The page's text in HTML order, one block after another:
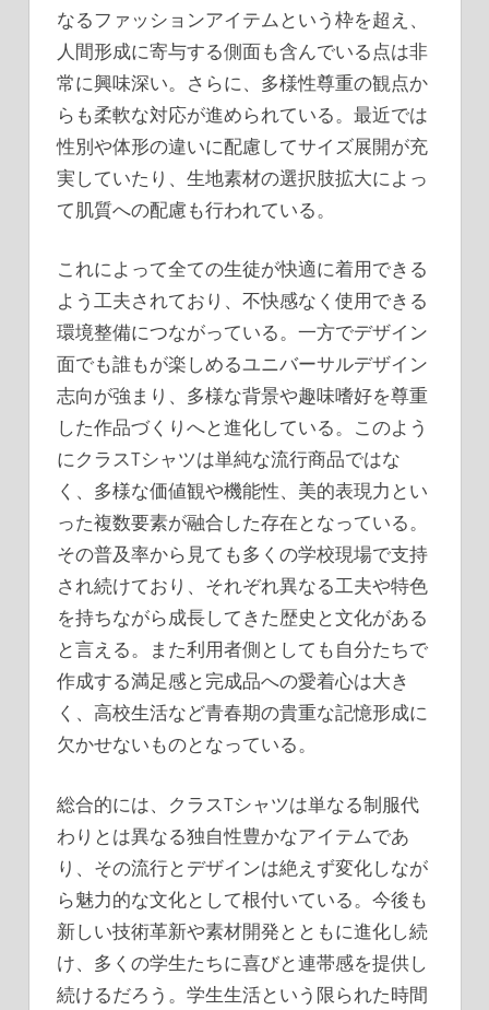
なるファッションアイテムという枠を超え、
人間形成に寄与する側面も含んでいる点は非
常に興味深い。さらに、多様性尊重の観点か
らも柔軟な対応が進められている。最近では
性別や体形の違いに配慮してサイズ展開が充
実していたり、生地素材の選択肢拡大によっ
て肌質への配慮も行われている。
これによって全ての生徒が快適に着用できる
よう工夫されており、不快感なく使用できる
環境整備につながっている。一方でデザイン
面でも誰もが楽しめるユニバーサルデザイン
志向が強まり、多様な背景や趣味嗜好を尊重
した作品づくりへと進化している。このよう
にクラスTシャツは単純な流行商品ではな
く、多様な価値観や機能性、美的表現力とい
った複数要素が融合した存在となっている。
その普及率から見ても多くの学校現場で支持
され続けており、それぞれ異なる工夫や特色
を持ちながら成長してきた歴史と文化がある
と言える。また利用者側としても自分たちで
作成する満足感と完成品への愛着心は大き
く、高校生活など青春期の貴重な記憶形成に
欠かせないものとなっている。
総合的には、クラスTシャツは単なる制服代
わりとは異なる独自性豊かなアイテムであ
り、その流行とデザインは絶えず変化しなが
ら魅力的な文化として根付いている。今後も
新しい技術革新や素材開発とともに進化し続
け、多くの学生たちに喜びと連帯感を提供し
続けるだろう。学生生活という限られた時間